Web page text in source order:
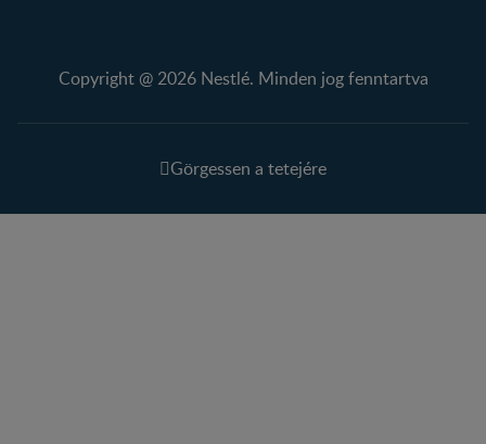
Copyright @ 2026 Nestlé. Minden jog fenntartva
Görgessen a tetejére